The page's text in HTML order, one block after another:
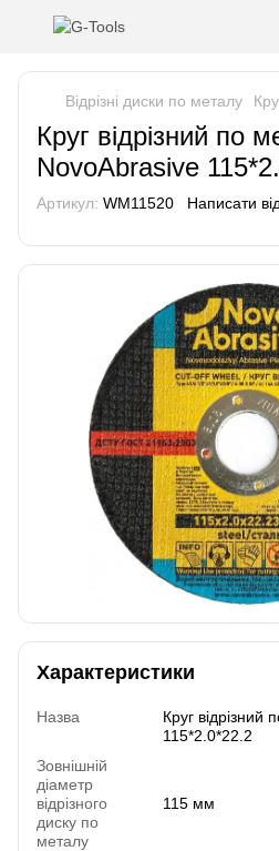
Відрізні диски по металу
Круг відрізний по
NovoAbrasive
Артикул: WM11520 Написати
Характеристики
Назва
Круг
115*2.0*22.2
Зовнішній
діаметр
відрізного
диску по
металу
115 мм